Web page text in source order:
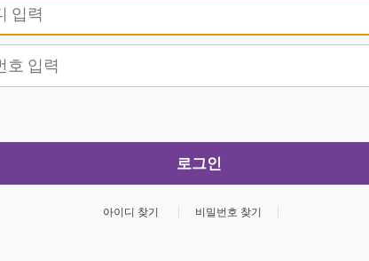
로그인
아이디 찾기 비밀번호 찾기